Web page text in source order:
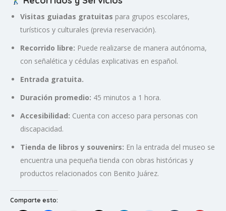
Visitas guiadas gratuitas para grupos escolares,
turísticos y culturales (previa reservación).
Recorrido libre: Puede realizarse de manera autónoma,
con señalética y cédulas explicativas en español.
Entrada gratuita.
Duración promedio: 45 minutos a 1 hora.
Accesibilidad: Cuenta con acceso para personas con
discapacidad.
Tienda de libros y souvenirs: En la entrada del museo se
encuentra una pequeña tienda con obras históricas y
productos relacionados con Benito Juárez.
Comparte esto: